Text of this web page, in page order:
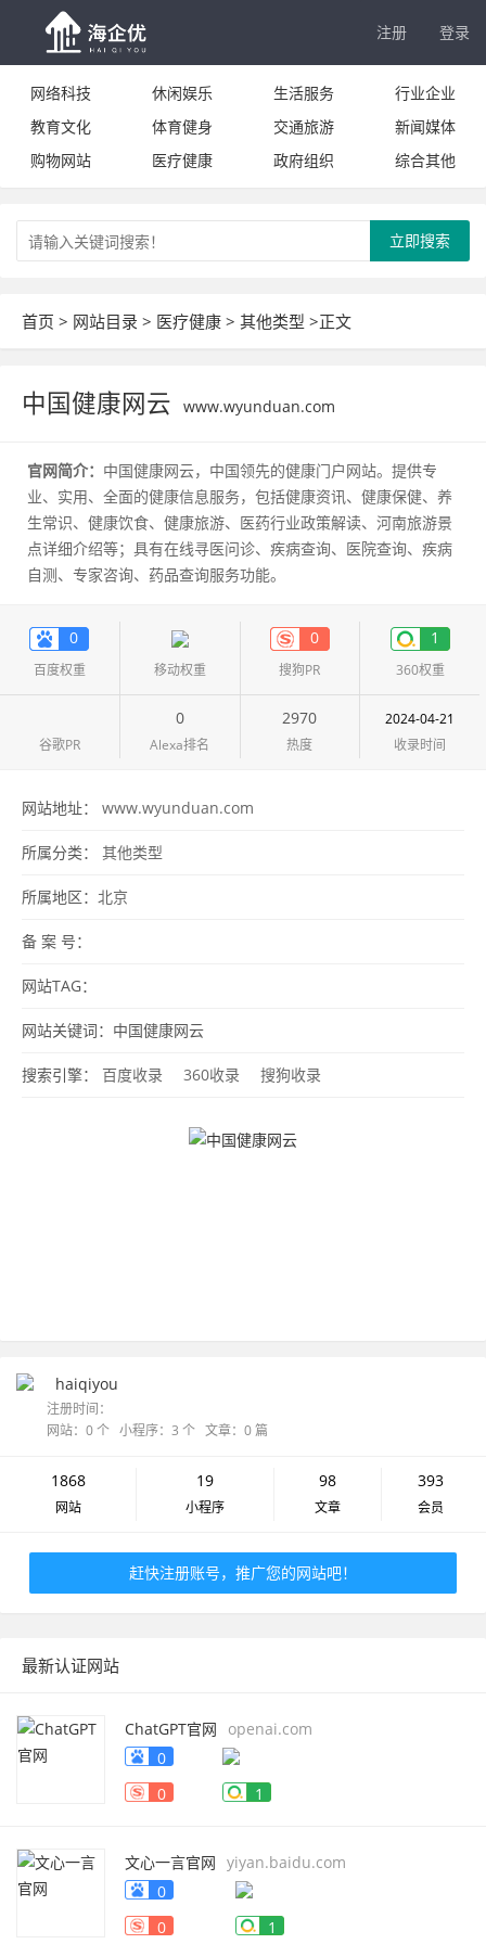
注册 登录
网络科技 休闲娱乐 生活服务
行业企业
教育文化
体育健身 交通旅游
新闻媒体
购物网站
医疗健康 政府组织 综合其他
立即搜索
首页 > 网站目录 > 医疗健康 > 其他类型 >正文
中国健康网云 www.wyunduan.com
官网简介： 中国健康网云，中国领先的健康门户网站。提供专
业、实用、全面的健康信息服务，包括健康资讯、健康保健、养
生常识、健康饮食、健康旅游、医药行业政策解读、河南旅游景
点详细介绍等；具有在线寻医问诊、疾病查询、医院查询、疾病
自测、专家咨询、药品查询服务功能。
0
百度权重 移动权重
0
搜狗PR
1
360权重
谷歌PR
0
Alexa排名
2970
热度
2024-04-21
收录时间
网站地址： www.wyunduan.com
所属分类： 其他类型
所属地区： 北京
备 案 号：
网站TAG：
网站关键词：中国健康网云
搜索引擎： 百度收录 360收录 搜狗收录
haiqiyou
注册时间：
网站：0 个 小程序：3 个 文章：0 篇
1868
网站
19
小程序
98
文章
393
会员
赶快注册账号，推广您的网站吧！
最新认证网站
ChatGPT官网
openai.com
0
0
1
文心一言官网 yiyan.baidu.com
0
0
1